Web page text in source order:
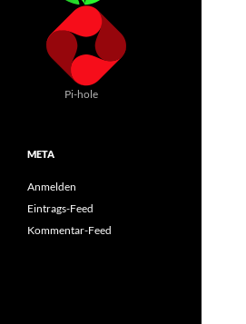
Pi-hole
META
Anmelden
Eintrags-Feed
Kommentar-Feed